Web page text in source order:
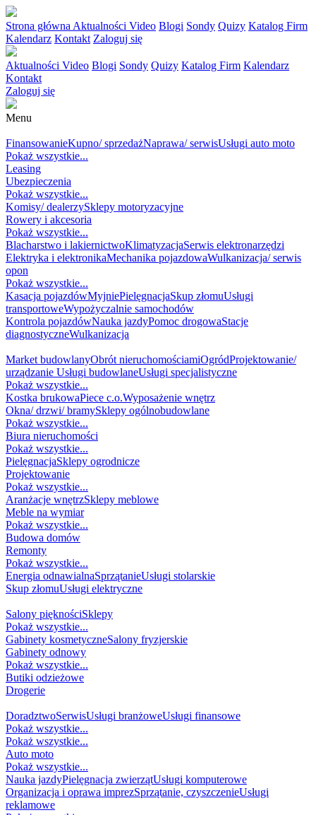
Strona główna Aktualności Video Blogi Sondy Quizy Katalog Firm
Kalendarz Kontakt Zaloguj się
Aktualności Video Blogi Sondy Quizy Katalog Firm Kalendarz
Kontakt
Zaloguj się
Menu
FinansowanieKupno/ sprzedażNaprawa/ serwisUsługi auto moto
Pokaż wszystkie...
Leasing
Ubezpieczenia
Pokaż wszystkie...
Komisy/ dealerzySklepy motoryzacyjne
Rowery i akcesoria
Pokaż wszystkie...
Blacharstwo i lakiernictwoKlimatyzacjaSerwis elektronarzędzi
Elektryka i elektronikaMechanika pojazdowaWulkanizacja/ serwis
opon
Pokaż wszystkie...
Kasacja pojazdówMyjniePielęgnacjaSkup złomuUsługi
transportoweWypożyczalnie samochodów
Kontrola pojazdówNauka jazdyPomoc drogowaStacje
diagnostyczneWulkanizacja
Market budowlanyObrót nieruchomościamiOgródProjektowanie/
urządzanie Usługi budowlaneUsługi specjalistyczne
Pokaż wszystkie...
Kostka brukowaPiece c.o.Wyposażenie wnętrz
Okna/ drzwi/ bramySklepy ogólnobudowlane
Pokaż wszystkie...
Biura nieruchomości
Pokaż wszystkie...
PielęgnacjaSklepy ogrodnicze
Projektowanie
Pokaż wszystkie...
Aranżacje wnętrzSklepy meblowe
Meble na wymiar
Pokaż wszystkie...
Budowa domów
Remonty
Pokaż wszystkie...
Energia odnawialnaSprzątanieUsługi stolarskie
Skup złomuUsługi elektryczne
Salony pięknościSklepy
Pokaż wszystkie...
Gabinety kosmetyczneSalony fryzjerskie
Gabinety odnowy
Pokaż wszystkie...
Butiki odzieżowe
Drogerie
DoradztwoSerwisUsługi branżoweUsługi finansowe
Pokaż wszystkie...
Pokaż wszystkie...
Auto moto
Pokaż wszystkie...
Nauka jazdyPielęgnacja zwierzątUsługi komputerowe
Organizacja i oprawa imprezSprzątanie, czyszczenieUsługi
reklamowe